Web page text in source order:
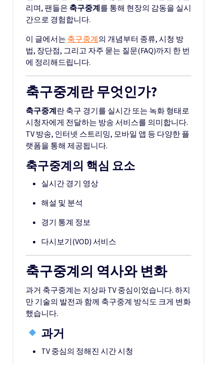
리며, 팬들은 축구중계를 통해 현장의 감동을 실시
간으로 경험합니다.
이 글에서는 축구중계의 개념부터 종류, 시청 방
법, 장단점, 그리고 자주 묻는 질문(FAQ)까지 한 번
에 정리해드립니다.
축구중계란 무엇인가?
축구중계 란 축구 경기를 실시간 또는 녹화 형태로
시청자에게 전달하는 방송 서비스를 의미합니다.
TV 방송, 인터넷 스트리밍, 모바일 앱 등 다양한 플
랫폼을 통해 제공됩니다.
축구중계의 핵심 요소
실시간 경기 영상
해설 및 분석
경기 통계 정보
다시보기(VOD) 서비스
축구중계의 역사와 변화
과거 축구중계는 지상파 TV 중심이었습니다. 하지
만 기술의 발전과 함께 축구중계 방식도 크게 변화
했습니다.
과거
TV 중심의 정해진 시간 시청